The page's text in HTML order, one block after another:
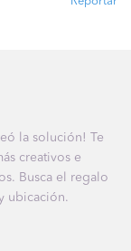
la solución! Te
creativos e
Busca el regalo
ubicación.